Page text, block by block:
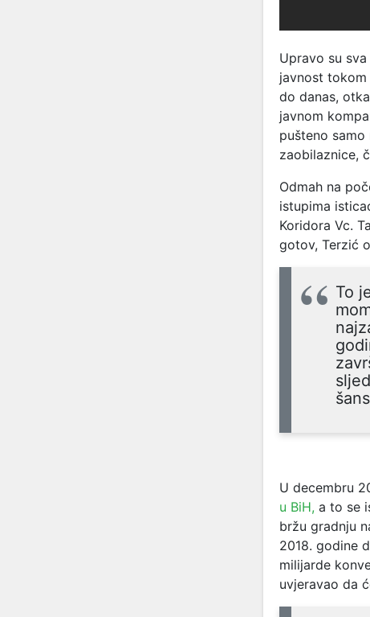
Upravo su
javnost tokom
do danas,
javnom
pušteno
zaobilaznice,
Odmah na
istupima
Koridora Vc.
gotov, Terzić
To
U decembru
u BiH, a to se
bržu gradnju
2018. godine
milijarde
uvjeravao da